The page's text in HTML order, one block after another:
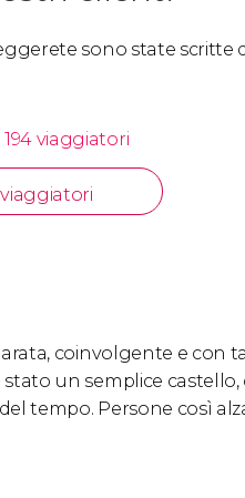
sono state scritte
194 viaggiatori
coinvolgente e con
stato un semplice
tempo. Persone così